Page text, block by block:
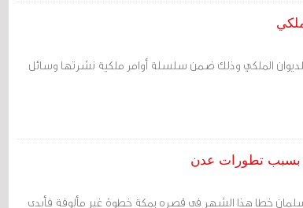
الملكي وذلك ضمن سلسلة أوامر ملكية نشرتها وسائل
بسبب تطورات عدن
خطا هذا الشهر في قصره بمكة خطوة غير مألوفة فأبدى